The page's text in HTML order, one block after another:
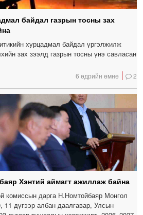
байдал газрын тосны зах
хурцадмал байдал үргэлжилж
зах зээлд газрын тосны үнэ савласан
6 өдрийн өмнө 2
Хэнтий аймагт ажиллаж байна
комиссын дарга Н.Номтойбаяр Монгол
дүгээр албан даалгавар, Улсын